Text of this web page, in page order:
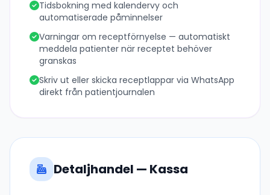
Tidsbokning med kalendervy och
automatiserade påminnelser
Varningar om receptförnyelse — automatiskt
meddela patienter när receptet behöver
granskas
Skriv ut eller skicka receptlappar via WhatsApp
direkt från patientjournalen
Detaljhandel — Kassa